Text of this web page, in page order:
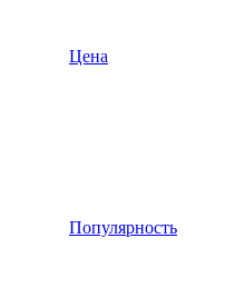
Цена
Популярность